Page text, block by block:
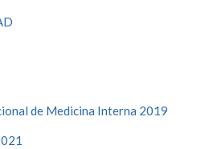
de Medicina Interna 2019